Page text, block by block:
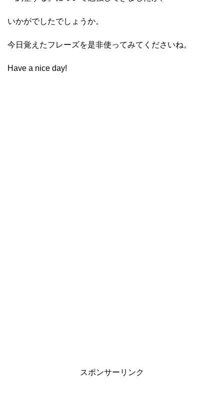
いかがでしたでしょうか。
今日覚えたフレーズを是非使ってみてくださいね。
Have a nice day!
スポンサーリンク